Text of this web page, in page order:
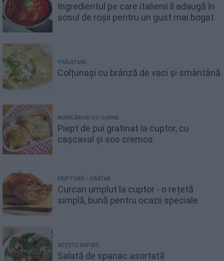
Ingredientul pe care italienii îl adaugă în
sosul de roșii pentru un gust mai bogat
PRĂJITURI
Colțunași cu brânză de vaci și smântână
MÂNCĂRURI CU CARNE
Piept de pui gratinat la cuptor, cu
cașcaval și sos cremos
FRIPTURĂ / GRĂTAR
Curcan umplut la cuptor - o rețetă
simplă, bună pentru ocazii speciale
REȚETE RAPIDE
Salată de spanac asortată